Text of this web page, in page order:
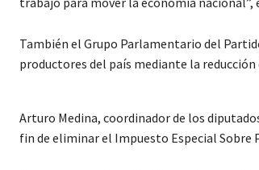
También el Grupo Parlamentario del
productores del país mediante la reducción
Arturo Medina, coordinador de los
fin de eliminar el Impuesto Especial Sobre